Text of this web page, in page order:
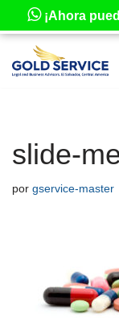
Saltar
slide-
por gservice-master
¡Ahora